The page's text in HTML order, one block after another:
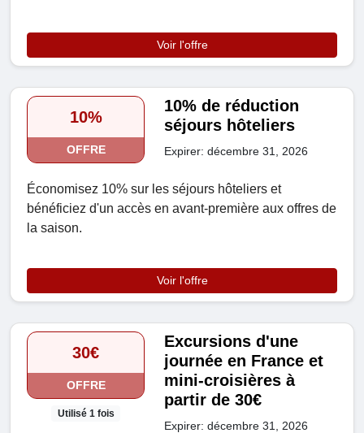
Voir l'offre
10%
OFFRE
10% de réduction
séjours hôteliers
Expirer: décembre 31, 2026
Économisez 10% sur les séjours hôteliers et
bénéficiez d'un accès en avant-première aux offres de
la saison.
Voir l'offre
30€
OFFRE
Utilisé 1 fois
Excursions d'une
journée en France et
mini-croisières à
partir de 30€
Expirer: décembre 31, 2026